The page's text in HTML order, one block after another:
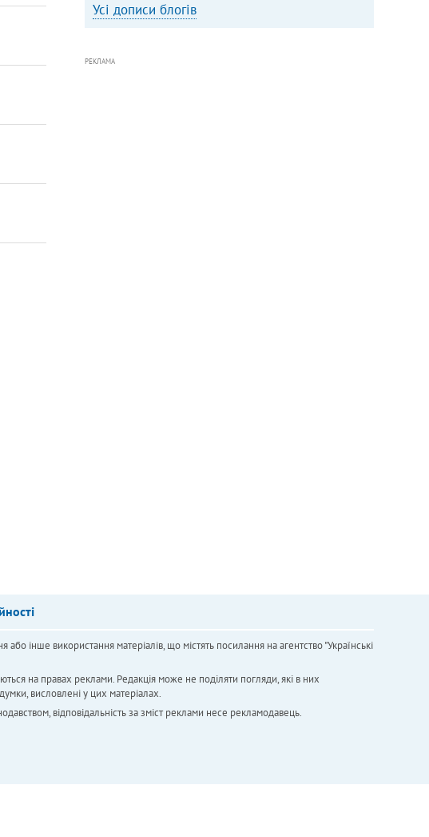
Усі дописи блогів
РЕКЛАМА
інше використання матеріалів, що містять посилання на агентство "Українськi
на правах реклами. Редакція може не поділяти погляди, які в них
висловлені у цих матеріалах.
відповідальність за зміст реклами несе рекламодавець.